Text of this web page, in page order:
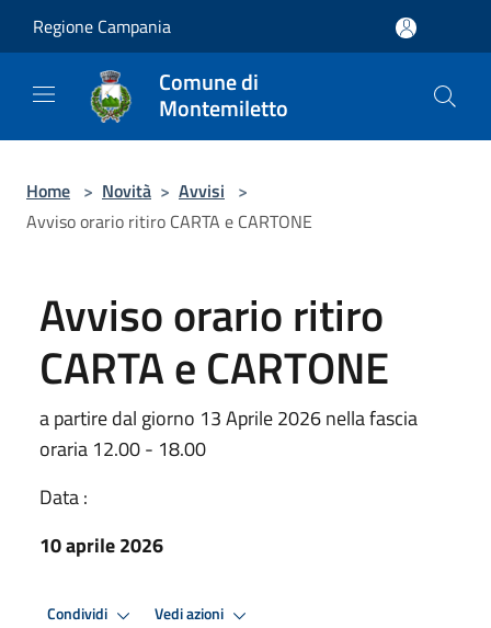
Regione Campania
Comune di
Montemiletto
Home > Novità > Avvisi >
Avviso orario ritiro CARTA e CARTONE
Avviso orario ritiro
CARTA e CARTONE
a partire dal giorno 13 Aprile 2026 nella fascia
oraria 12.00 - 18.00
Data :
10 aprile 2026
Condividi Vedi azioni